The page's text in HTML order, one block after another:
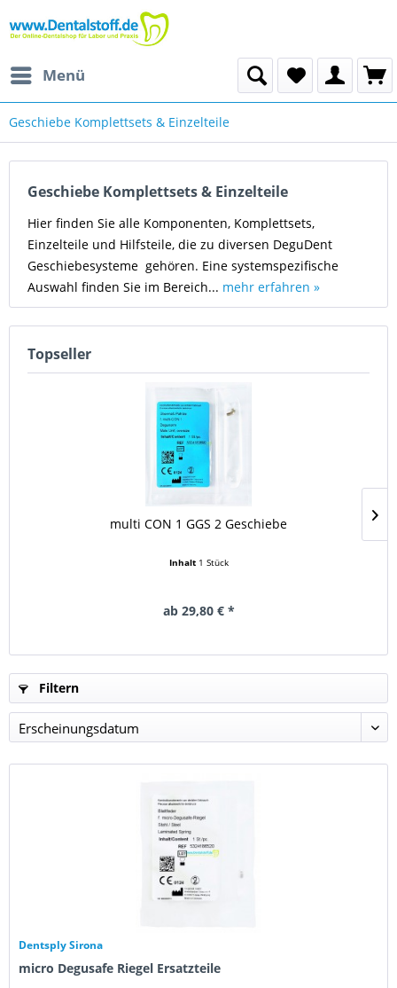
Menü
Geschiebe Komplettsets & Einzelteile
Geschiebe Komplettsets & Einzelteile
Hier finden Sie alle Komponenten, Komplettsets,
Einzelteile und Hilfsteile, die zu diversen DeguDent
Geschiebesysteme gehören. Eine systemspezifische
Auswahl finden Sie im Bereich... mehr erfahren »
Topseller
multi CON 1 GGS 2 Geschiebe
Inhalt 1 Stück
ab 29,80 € *
Filtern
Dentsply Sirona
micro Degusafe Riegel Ersatzteile